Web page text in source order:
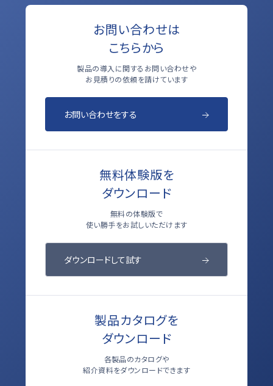
お問い合わせは
こちらから
製品の導入に関するお問い合わせや
お見積りの依頼を請けています
お問い合わせをする
無料体験版を
ダウンロード
無料の体験版で
使い勝手をお試しいただけます
ダウンロードして試す
製品カタログを
ダウンロード
各製品のカタログや
紹介資料をダウンロードできます